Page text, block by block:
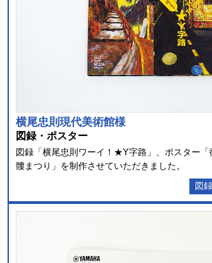
横尾忠則現代美術館様
図録・ポスター
図録「横尾忠則ワーイ！★Y字路」、ポスター「
髏まつり」を制作させていただきました。
図録